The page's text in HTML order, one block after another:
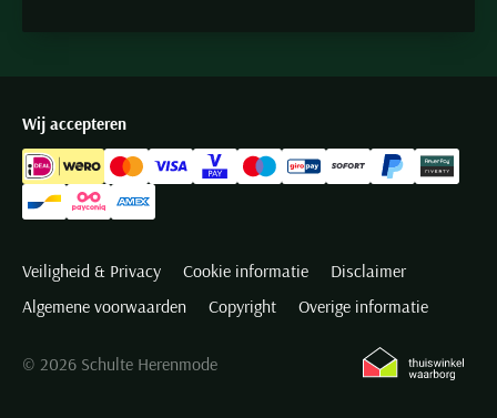
Wij accepteren
Veiligheid & Privacy Cookie informatie
Disclaimer
Algemene voorwaarden
Copyright Overige informatie
© 2026 Schulte Herenmode